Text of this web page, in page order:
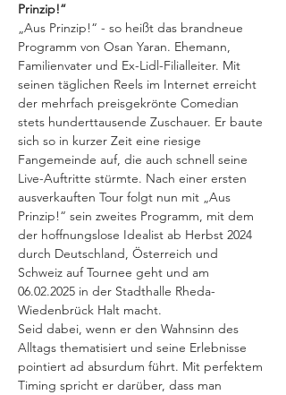
Prinzip!“
„Aus Prinzip!“ - so heißt das brandneue
Programm von Osan Yaran. Ehemann,
Familienvater und Ex-Lidl-Filialleiter. Mit
seinen täglichen Reels im Internet erreicht
der mehrfach preisgekrönte Comedian
stets hunderttausende Zuschauer. Er baute
sich so in kurzer Zeit eine riesige
Fangemeinde auf, die auch schnell seine
Live-Auftritte stürmte. Nach einer ersten
ausverkauften Tour folgt nun mit „Aus
Prinzip!“ sein zweites Programm, mit dem
der hoffnungslose Idealist ab Herbst 2024
durch Deutschland, Österreich und
Schweiz auf Tournee geht und am
06.02.2025 in der Stadthalle Rheda-
Wiedenbrück Halt macht.
Seid dabei, wenn er den Wahnsinn des
Alltags thematisiert und seine Erlebnisse
pointiert ad absurdum führt. Mit perfektem
Timing spricht er darüber, dass man